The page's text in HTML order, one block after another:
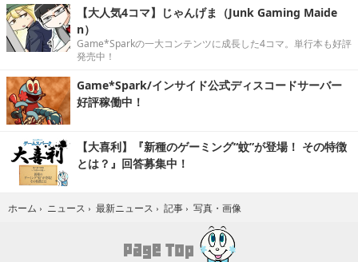
【大人気4コマ】じゃんげま（Junk Gaming Maide
n）
Game*Sparkの一大コンテンツに成長した4コマ。単行本も好評
発売中！
Game*Spark/インサイド公式ディスコードサーバー
好評稼働中！
【大喜利】『新種のゲーミング“蚊”が登場！ その特徴
とは？』回答募集中！
ホーム › ニュース › 最新ニュース › 記事 › 写真・画像